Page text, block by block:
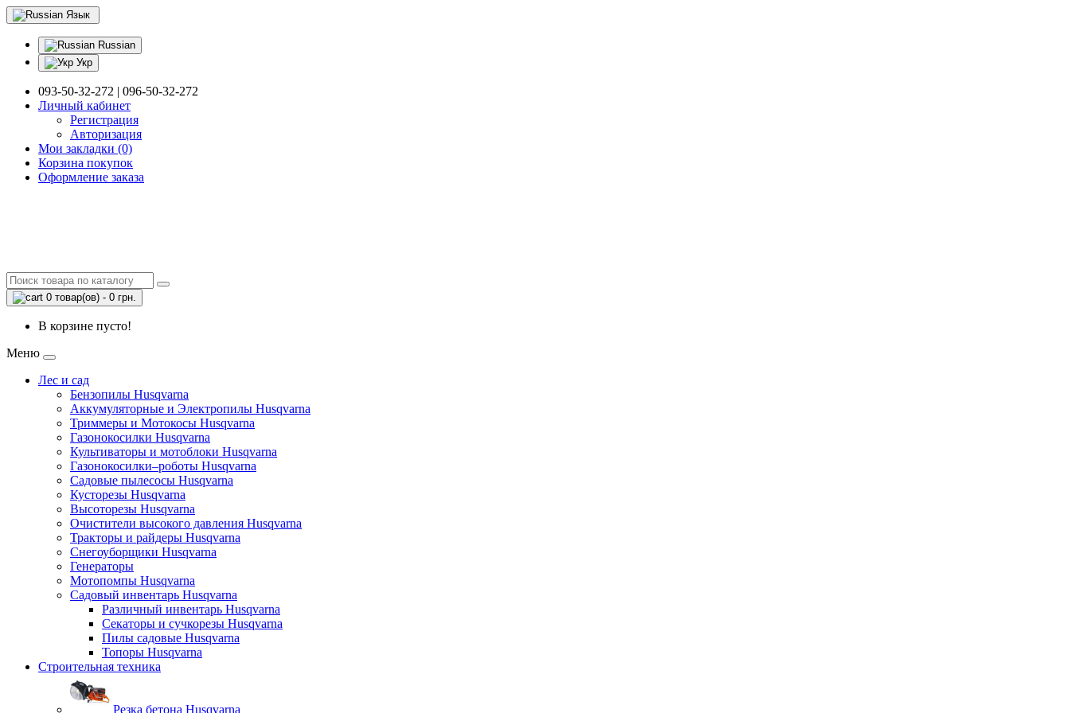
Язык
Russian
Укр
093-50-32-272 | 096-50-32-272
Личный кабинет
Регистрация
Авторизация
Мои закладки (0)
Корзина покупок
Оформление заказа
0 товар(ов) - 0 грн.
В корзине пусто!
Меню
Лес и сад
Бензопилы Husqvarna
Аккумуляторные и Электропилы Нusqvarna
Триммеры и Мотокосы Нusqvarna
Газонокосилки Husqvarna
Культиваторы и мотоблоки Husqvarna
Газонокосилки–роботы Husqvarna
Садовые пылесосы Husqvarna
Кусторезы Husqvarna
Высоторезы Husqvarna
Очистители высокого давления Husqvarna
Тракторы и райдеры Husqvarna
Снегоуборщики Husqvarna
Генераторы
Мотопомпы Husqvarna
Садовый инвентарь Husqvarna
Различный инвентарь Husqvarna
Секаторы и сучкорезы Husqvarna
Пилы садовые Husqvarna
Топоры Husqvarna
Строительная техника
Резка бетона Husqvarna